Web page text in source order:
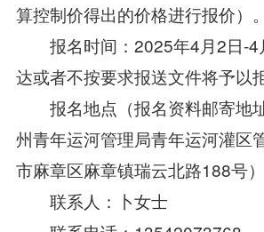
算控制价得出的价格进行报价）。
报名时间：2025年4月2日-4
达或者不按要求报送文件将予以拒
报名地点（报名资料邮寄地
州青年运河管理局青年运河灌区
市麻章区麻章镇瑞云北路188号）
联系人：卜女士